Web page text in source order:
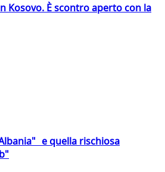
Kosovo. È scontro aperto con la
e quella rischiosa